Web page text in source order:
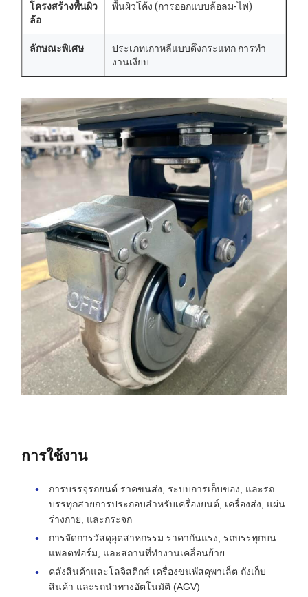
โครงสร้างพื้นผิว
ล้อ
พื้นผิวโค้ง (การออกแบบล้อลม-ไฟ)
ลักษณะพิเศษ
ประเภทเกาหลีแบบดึงกระแทก การทํา
งานเงียบ
การใช้งาน
การบรรจุรถยนต์ ราคขนส่ง, ระบบการเก็บของ, และรถ
บรรทุกสายการประกอบสําหรับเครื่องยนต์, เครื่องส่ง, แผ่น
ร่างกาย, และกระจก
การจัดการวัสดุอุตสาหกรรม ราคากันแรง, รถบรรทุกบน
แพลตฟอร์ม, และสถานที่ทํางานเคลื่อนย้าย
คลังสินค้าและโลจิสติกส์ เครื่องขนพัสดุพาเล็ต ถังเก็บ
สินค้า และรถนําทางอัตโนมัติ (AGV)